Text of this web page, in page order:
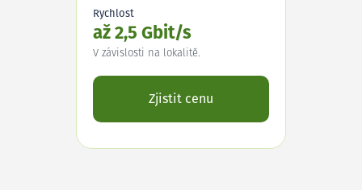
Rychlost
až 2,5 Gbit/s
V závislosti na lokalitě.
Zjistit cenu